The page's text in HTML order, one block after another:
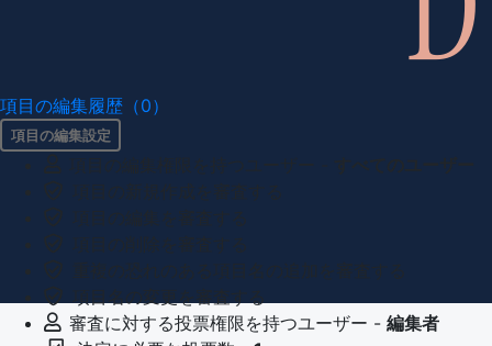
項目の編集履歴（0）
項目の編集設定
審査に対する投票権限を持つユーザー - 編集者